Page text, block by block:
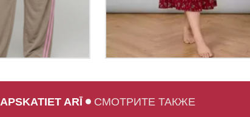
APSKATIET ARĪ СМОТРИТЕ ТАКЖЕ